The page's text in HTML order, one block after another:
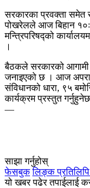
सरकारका प्रवक्ता समेत
पोखरेलले आज बिहान
मन्त्रिपरिषद्को
।
बैठकले सरकारको आगामी
जनाइएको छ । आज
संविधानको धारा, ९५
कार्यक्रम प्रस्तुत
—
साझा गर्नुहोस्
फेसबुक लिङ्क प्रतिलिपि
यो खबर पढेर तपाईलाई